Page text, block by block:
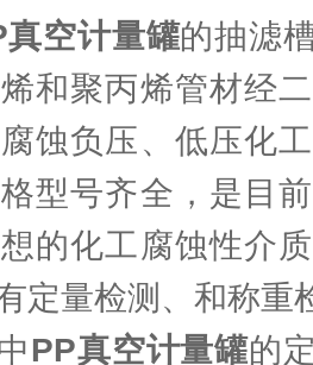
真空计量罐的抽滤
和聚丙烯管材经
蚀负压、低压化
型号齐全，是目
的化工腐蚀性介
定量检测、和称重
PP真空计量罐的